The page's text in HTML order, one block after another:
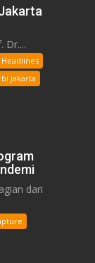
Dr....
Headlines
Jakarta
dari